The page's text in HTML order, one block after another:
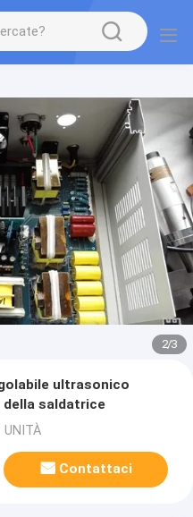
2/3
ultrasonico
saldatrice
UNITÀ
Contattaci